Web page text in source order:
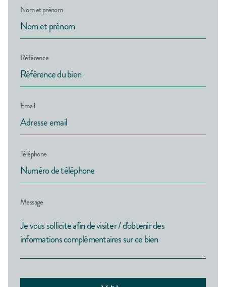
Nom et prénom
Référence
Email
Téléphone
Message